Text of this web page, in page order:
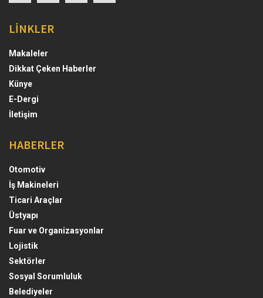
LİNKLER
Makaleler
Dikkat Çeken Haberler
Künye
E-Dergi
İletişim
HABERLER
Otomotiv
İş Makineleri
Ticari Araçlar
Üstyapı
Fuar ve Organizasyonlar
Lojistik
Sektörler
Sosyal Sorumluluk
Belediyeler